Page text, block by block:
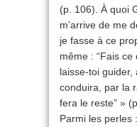
(p. 106). À quoi
m’arrive de me
je fasse à ce
même : “Fais
laisse-toi guider,
conduira, par la
fera le reste” »
Parmi les perles